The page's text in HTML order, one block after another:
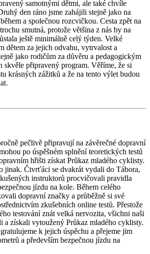
samotnými dětmi, ale také chvíle
den ráno jsme zahájili stejně jako na
a společnou rozcvičkou. Cesta zpět na
smutná, protože většina z nás by na
ještě minimálně celý týden. Velké
dětem za jejich odvahu, vytrvalost a
jako rodičům za důvěru a pedagogickým
skvěle připravený program. Věříme, že si
krásných zážitků a že na tento výlet budou
pečlivě připravují na závěrečné dopravní
po úspěšném splnění teoretických testů
hřišti získat Průkaz mladého cyklisty.
jinak. Čtvrťáci se dvakrát vydali do Tábora,
instruktorů procvičovali pravidla
jízdu na kole. Během celého
dopravní značky a průběžně si své
zkušebních online testů. Přestože
testování znát velká nervozita, všichni naši
a získali vytoužený Průkaz mladého cyklisty.
k jejich úspěchu a přejeme jim
a především bezpečnou jízdu na